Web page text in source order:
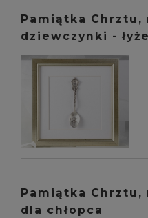
Pamiątka Chrztu,
dziewczynki -
Pamiątka Chrztu,
dla chłopca